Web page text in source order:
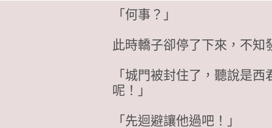
「何事？」
此時轎子卻停了下來，不知
「城門被封住了，聽說是
呢！」
「先迴避讓他過吧！」